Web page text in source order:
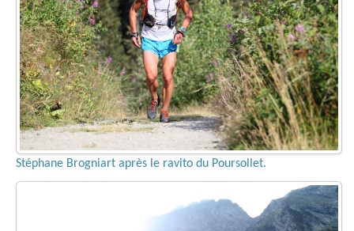
Stéphane Brogniart après le ravito du Poursollet.